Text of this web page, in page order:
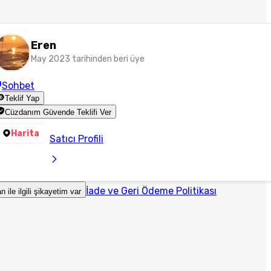
Eren
May 2023 tarihinden beri üye
Sohbet
Teklif Yap
Cüzdanım Güvende Teklifi Ver
Harita Satıcı Profili
ile ilgili şikayetim var İade ve Geri Ödeme Politikası